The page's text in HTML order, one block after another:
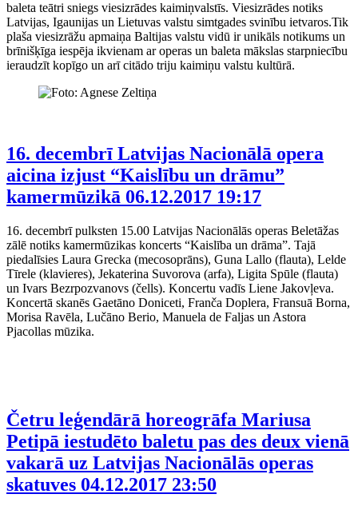
baleta teātri sniegs viesizrādes kaimiņvalstīs. Viesizrādes notiks
Latvijas, Igaunijas un Lietuvas valstu simtgades svinību ietvaros.Tik
plaša viesizrāžu apmaiņa Baltijas valstu vidū ir unikāls notikums un
brīnišķīga iespēja ikvienam ar operas un baleta mākslas starpniecību
ieraudzīt kopīgo un arī citādo triju kaimiņu valstu kultūrā.
16. decembrī Latvijas Nacionālā opera
aicina izjust “Kaislību un drāmu”
kamermūzikā 06.12.2017 19:17
16. decembrī pulksten 15.00 Latvijas Nacionālās operas Beletāžas
zālē notiks kamermūzikas koncerts “Kaislība un drāma”. Tajā
piedalīsies Laura Grecka (mecosoprāns), Guna Lallo (flauta), Lelde
Tīrele (klavieres), Jekaterina Suvorova (arfa), Ligita Spūle (flauta)
un Ivars Bezrpozvanovs (čells). Koncertu vadīs Liene Jakovļeva.
Koncertā skanēs Gaetāno Doniceti, Franča Doplera, Fransuā Borna,
Morisa Ravēla, Lučāno Berio, Manuela de Faljas un Astora
Pjacollas mūzika.
Četru leģendārā horeogrāfa Mariusa
Petipā iestudēto baletu pas des deux vienā
vakarā uz Latvijas Nacionālās operas
skatuves 04.12.2017 23:50